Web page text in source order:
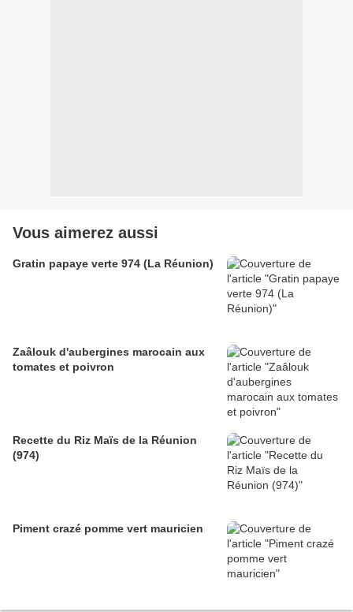
Vous aimerez aussi
Gratin papaye verte 974 (La Réunion)
Zaâlouk d'aubergines marocain aux
tomates et poivron
Recette du Riz Maïs de la Réunion
(974)
Piment crazé pomme vert mauricien